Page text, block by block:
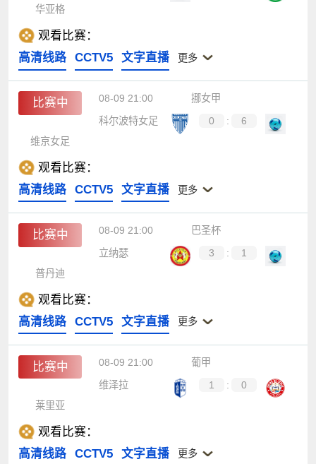
华亚格
观看比赛：
高清线路
CCTV5 文字直播 更多
比赛中 08-09 21:00
挪女甲
科尔波特女足
0 :
6
维京女足
观看比赛：
高清线路
CCTV5 文字直播 更多
比赛中 08-09 21:00
巴圣杯
立纳瑟
3 :
1
普丹迪
观看比赛：
高清线路
CCTV5 文字直播 更多
比赛中 08-09 21:00
葡甲
维泽拉
1 :
0
莱里亚
观看比赛：
高清线路
CCTV5 文字直播 更多